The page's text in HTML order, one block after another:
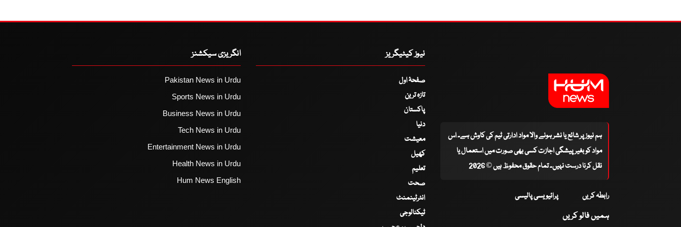
ہم نیوز پر شائع یا نشر ہونے والا مواد ادارتی ٹیم کی کاوش ہے۔ اس
مواد کو بغیر پیشگی اجازت کسی بھی صورت میں استعمال یا
نقل کرنا درست نہیں۔ تمام حقوق محفوظ ہیں © 2026
رابطہ کریں پرائیویسی پالیسی
ہمیں فالو کریں
نیوز کیٹیگریز
صفحۂ اول
تازہ ترین
پاکستان
دنیا
معیشت
کھیل
تعلیم
صحت
انٹرٹینمنٹ
ٹیکنالوجی
انگریزی سیکشنز
Pakistan News in Urdu
Sports News in Urdu
Business News in Urdu
Tech News in Urdu
Entertainment News in Urdu
Health News in Urdu
Hum News English